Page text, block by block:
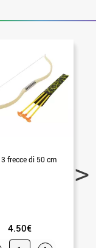
frecce di 50 cm
4.50€